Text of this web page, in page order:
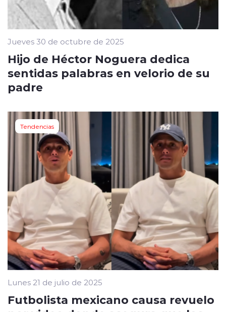
Jueves 30 de octubre de 2025
Hijo de Héctor Noguera dedica
sentidas palabras en velorio de su
padre
Tendencias
Lunes 21 de julio de 2025
Futbolista mexicano causa revuelo